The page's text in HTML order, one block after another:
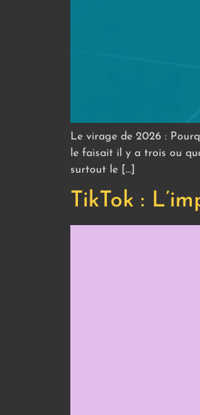
Le virage de 2026 :
le faisait il y a trois ou
surtout le […]
TikTok :